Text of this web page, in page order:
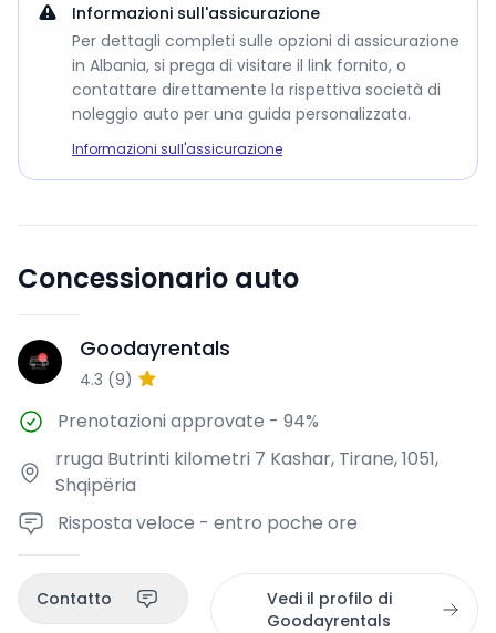
Informazioni sull'assicurazione
Per dettagli completi sulle opzioni di assicurazione
in Albania, si prega di visitare il link fornito, o
contattare direttamente la rispettiva società di
noleggio auto per una guida personalizzata.
Informazioni sull'assicurazione
Concessionario auto
G Goodayrentals
4.3 (9)
Prenotazioni approvate - 94%
rruga Butrinti kilometri 7 Kashar, Tirane, 1051,
Shqipëria
Risposta veloce - entro poche ore
Contatto
Vedi il profilo di
Goodayrentals